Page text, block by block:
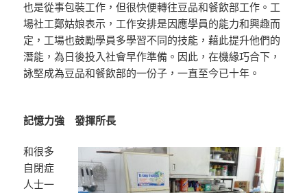
也是從事包裝工作，但很快便轉往豆品和餐飲部工作。工
場社工鄭姑娘表示，工作安排是因應學員的能力和興趣而
定，工場也鼓勵學員多學習不同的技能，藉此提升他們的
潛能，為日後投入社會早作準備。因此，在機緣巧合下，
詠堅成為豆品和餐飲部的一份子，一直至今已十年。
記憶力強 發揮所長
和很多
自閉症
人士一